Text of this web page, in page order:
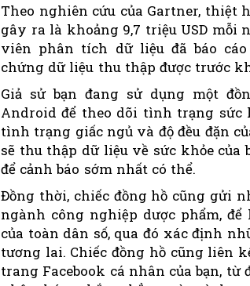
Theo nghiên cứu của Gartner,
gây ra là khoảng 9,7 triệu USD mỗi
viên phân tích dữ liệu đã báo
chứng dữ liệu thu thập được trước
Giả sử bạn đang sử dụng một
Android để theo dõi tình trạng sức
tình trạng giấc ngủ và độ đều đặn
sẽ thu thập dữ liệu về sức khỏe
để cảnh báo sớm nhất có thể.
Đồng thời, chiếc đồng hồ cũng gửi
ngành công nghiệp dược phẩm,
của toàn dân số, qua đó xác định
tương lai. Chiếc đồng hồ cũng liên
trang Facebook cá nhân của bạn, từ